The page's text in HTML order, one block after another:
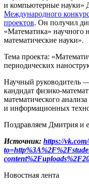
и компьютерные науки»
Международного
проектов. Он получил
«Математика» научного
математические науки».
Тема проекта:
периодических
Научный руководитель
кандидат физико-
математического
и информационных
Поздравляем Дмитрия и
Источник: https://
Новостная лента